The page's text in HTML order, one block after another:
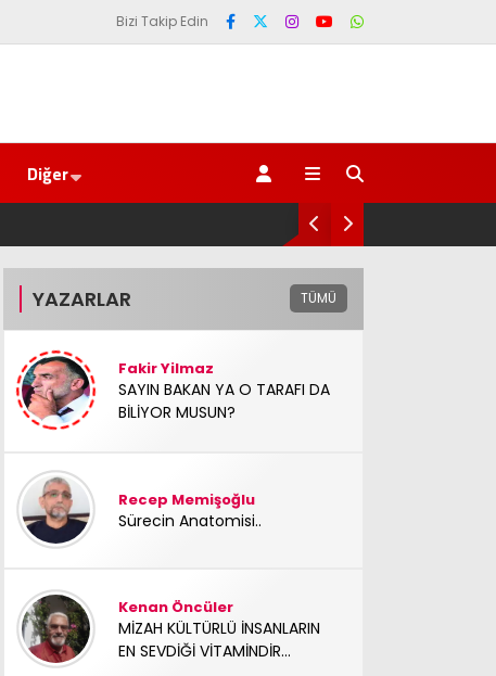
Bizi Takip Edin
Diğer
SAYIN BAKAN YA O TARAFI DA BİLİYOR MUSUN?
YAZARLAR TÜMÜ
Fakir Yilmaz
SAYIN BAKAN YA O TARAFI DA
BİLİYOR MUSUN?
Recep Memişoğlu
Sürecin Anatomisi..
Kenan Öncüler
MİZAH KÜLTÜRLÜ İNSANLARIN
EN SEVDİĞİ VİTAMİNDİR...